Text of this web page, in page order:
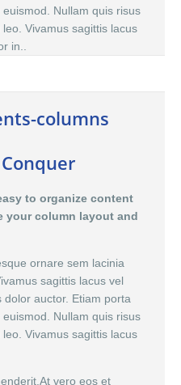
Nullam quis risus
Vivamus sagittis lacus
in..
to organize content
your column layout and
ornare sem lacinia
sagittis lacus vel
auctor. Etiam porta
Nullam quis risus
Vivamus sagittis lacus
vero eos et